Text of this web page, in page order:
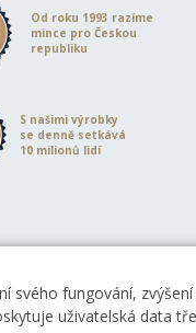
Od roku 1993 razíme
mince pro Českou
republiku
S našimi výrobky
se denně setkává
10 milionů lidí
svého fungování,
uživatelská data